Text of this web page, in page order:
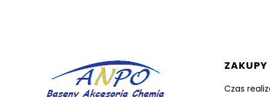
Linki
ZAKUPY
Czas